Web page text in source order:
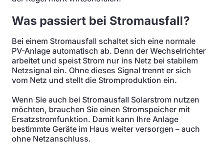
Was passiert bei Stromausfall?
Bei einem Stromausfall schaltet sich eine normale
PV-Anlage automatisch ab. Denn der Wechselrichter
arbeitet und speist Strom nur ins Netz bei stabilem
Netzsignal ein. Ohne dieses Signal trennt er sich
vom Netz und stellt die Stromproduktion ein.
Wenn Sie auch bei Stromausfall Solarstrom nutzen
möchten, brauchen Sie einen Stromspeicher mit
Ersatzstromfunktion. Damit kann Ihre Anlage
bestimmte Geräte im Haus weiter versorgen – auch
ohne Netzanschluss.